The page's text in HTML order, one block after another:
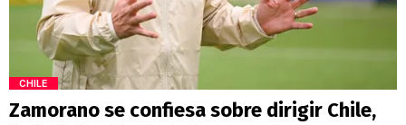
CHILE
Zamorano se confiesa sobre dirigir Chile,